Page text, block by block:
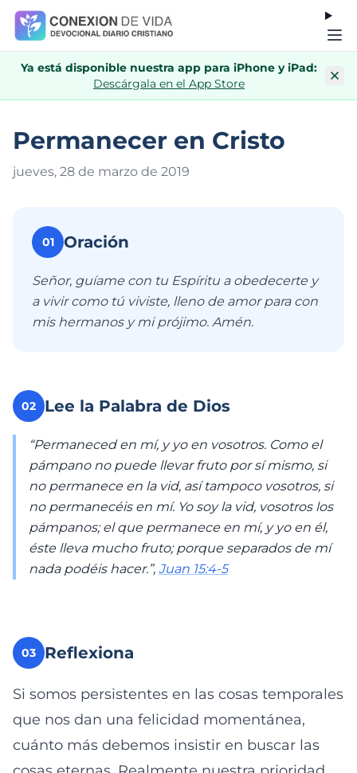
Ya está disponible nuestra app para iPhone y iPad:
Descárgala en el App Store
Permanecer en Cristo
jueves, 28 de marzo de 2019
01 Oración
Señor, guíame con tu Espíritu a obedecerte y
a vivir como tú viviste, lleno de amor para con
mis hermanos y mi prójimo. Amén.
02 Lee la Palabra de Dios
“Permaneced en mí, y yo en vosotros. Como el
pámpano no puede llevar fruto por sí mismo, si
no permanece en la vid, así tampoco vosotros, si
no permanecéis en mí. Yo soy la vid, vosotros los
pámpanos; el que permanece en mí, y yo en él,
éste lleva mucho fruto; porque separados de mí
nada podéis hacer.”, Juan 15:4-5
03 Reflexiona
Si somos persistentes en las cosas temporales
que nos dan una felicidad momentánea,
cuánto más debemos insistir en buscar las